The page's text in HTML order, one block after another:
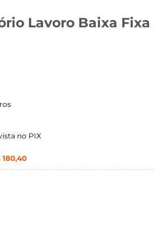
Lavoro Baixa Fixa
no PIX
Baixa Fixa Cromada quantidade